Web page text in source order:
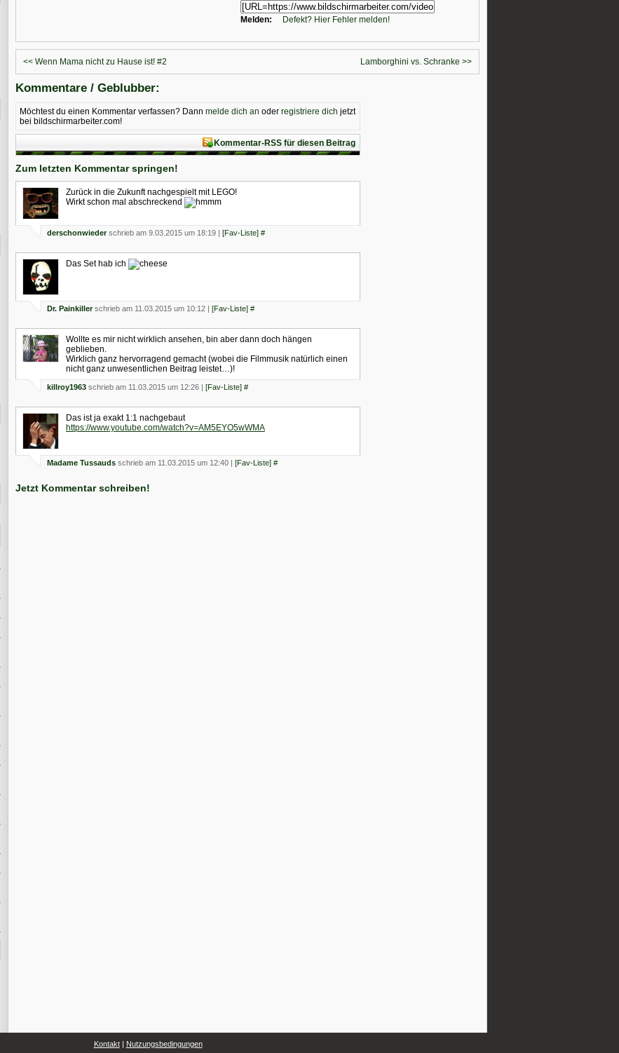
Melden: Defekt? Hier Fehler melden!
<< Wenn Mama nicht zu Hause ist! #2 Lamborghini vs. Schranke >>
Kommentare / Geblubber:
Möchtest du einen Kommentar verfassen? Dann melde dich an oder registriere dich jetzt
bei bildschirmarbeiter.com!
Kommentar-RSS für diesen Beitrag
Zum letzten Kommentar springen!
Zurück in die Zukunft nachgespielt mit LEGO!
Wirkt schon mal abschreckend
derschonwiederschrieb am 9.03.2015 um 18:19 | [Fav-Liste] #
Das Set hab ich
Dr. Painkillerschrieb am 11.03.2015 um 10:12 | [Fav-Liste] #
Wollte es mir nicht wirklich ansehen, bin aber dann doch hängen
geblieben.
Wirklich ganz hervorragend gemacht (wobei die Filmmusik natürlich einen
nicht ganz unwesentlichen Beitrag leistet…)!
killroy1963 schrieb am 11.03.2015 um 12:26 | [Fav-Liste] #
Das ist ja exakt 1:1 nachgebaut
https://www.youtube.com/watch?v=AM5EYO5wWMA
Madame Tussauds schrieb am 11.03.2015 um 12:40 | [Fav-Liste] #
Jetzt Kommentar schreiben!
Kontakt| Nutzungsbedingungen